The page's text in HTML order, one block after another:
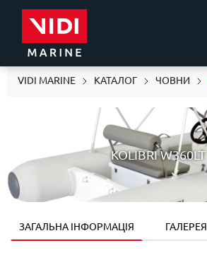
VIDI MARINE КАТАЛОГ ЧОВНИ
KOLIBRI W360LT
ЗАГАЛЬНА ІНФОРМАЦІЯ ГАЛЕРЕЯ